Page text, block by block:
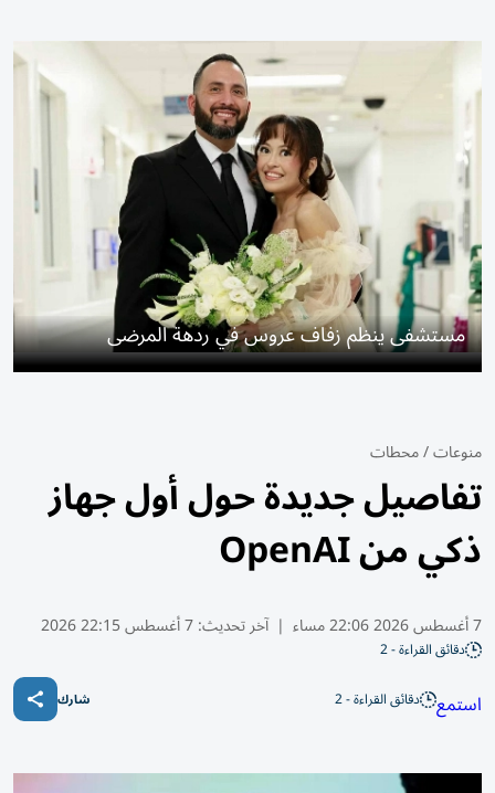
مستشفى ينظم زفاف عروس في ردهة المرضى
منوعات/محطات
تفاصيل جديدة حول أول جهاز
ذكي من OpenAI
7 أغسطس 2026 22:06 مساء | آخر تحديث:7 أغسطس 22:15 2026
دقائق القراءة - 2
استمع دقائق القراءة - 2 شارك